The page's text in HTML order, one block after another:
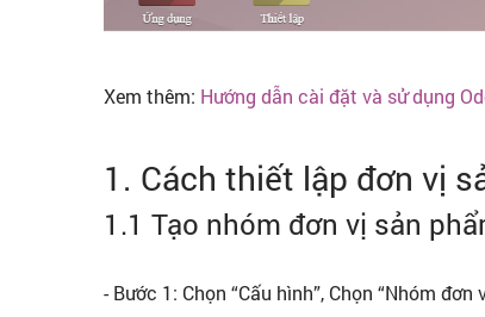
Xem thêm: Hướng dẫn cài đặt và sử dụng
1. Cách thiết lập đơn vị
1.1 Tạo nhóm đơn vị sản
- Bước 1: Chọn “Cấu hình”, Chọn “Nhóm